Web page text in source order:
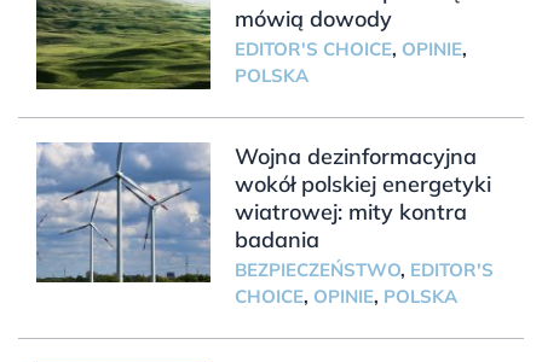
mówią dowody
EDITOR'S CHOICE, OPINIE,
POLSKA
Wojna dezinformacyjna
wokół polskiej energetyki
wiatrowej: mity kontra
badania
BEZPIECZEŃSTWO, EDITOR'S
CHOICE, OPINIE, POLSKA